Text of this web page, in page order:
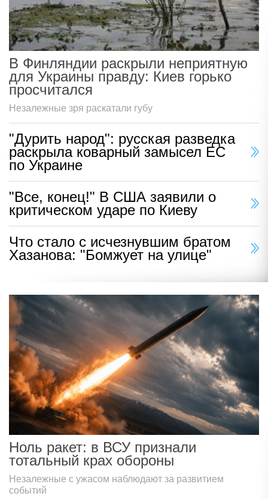
В Финляндии раскрыли неприятную
для Украины правду: Киев горько
просчитался
Незалежные зря раскатали губу
"Дурить народ": русская разведка
раскрыла коварный замысел ЕС
по Украине
"Все, конец!" В США заявили о
критическом ударе по Киеву
Что стало с исчезнувшим братом
Хазанова: "Бомжует на улице"
Ноль ракет: в ВСУ признали
тотальный крах обороны
Незалежные с ужасом наблюдают за развитием
событий